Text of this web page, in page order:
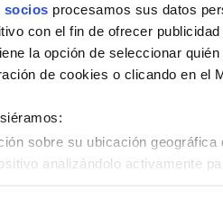
socios procesamos sus datos
con el fin de ofrecer
la opción de seleccionar
de cookies o clicando en el
sobre su ubicación
analizándolo activamente